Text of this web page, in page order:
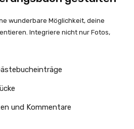
wunderbare Möglichkeit, deine
Integriere nicht nur Fotos,
und Kommentare